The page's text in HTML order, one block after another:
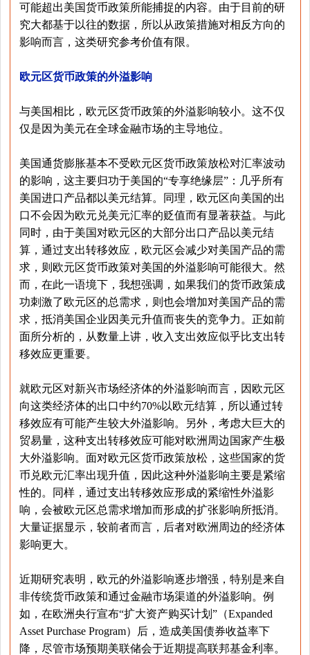
可能超出美国货币政策所能捕捉的内容。由于目前的研
究大都基于以往的数据，所以从政策措施对相反方向的
影响而言，这类研究参考价值有限。
欧元区货币政策的外溢影响
与美国相比，欧元区货币政策的外溢影响较小。这不仅
仅是因为美元在全球金融市场的主导地位。
美国通货膨胀基本不受欧元区货币政策放松对汇率波动
的影响，这主要归功于美国的“专享绝缘层”：几乎所有
美国进口产品都以美元结算。同理，欧元区向美国的出
口不会因为欧元兑美元汇率的贬值而有显著获益。与此
同时，由于美国对欧元区的大部分出口产品以美元结
算，通过支出转移效应，欧元区会减少对美国产品的需
求，则欧元区货币政策对美国的外溢影响可能很大。然
而，在此一语境下，我想强调，如果我们的货币政策成
功刺激了欧元区的总需求，则也会增加对美国产品的需
求，抵消美国企业因美元升值而丧失的竞争力。正如前
面所分析的，从数量上讲，收入支出效应似乎比支出转
移效应更重要。
就欧元区对新兴市场经济体的外溢影响而言，因欧元区
向这类经济体的出口中约70%以欧元结算，所以通过转
移效应有可能产生较大外溢影响。另外，考虑大巨大的
贸易量，这种支出转移效应可能对欧洲周边国家产生极
大外溢影响。面对欧元区货币政策放松，这些国家的货
币兑欧元汇率出现升值，因此这种外溢影响主要是紧缩
性的。同样，通过支出转移效应形成的紧缩性外溢影
响，会被欧元区总需求增加而形成的扩张影响所抵消。
大量证据显示，较前者而言，后者对欧洲周边的经济体
影响更大。
近期研究表明，欧元的外溢影响逐步增强，特别是来自
非传统货币政策和通过金融市场渠道的外溢影响。例
如，在欧洲央行宣布“扩大资产购买计划”（Expanded
Asset Purchase Program）后，造成美国债券收益率下
降，尽管市场预期美联储会于近期提高联邦基金利率。